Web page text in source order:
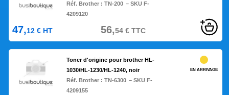
Réf. Brother :TN-200 – SKU F-
4209120
47,12 € HT 56,54€TTC
Toner d'origine pour brother HL-
1030/HL-1230/HL-1240, noir
Réf. Brother :TN-6300 – SKU F-
4209155
EN ARRIVAGE